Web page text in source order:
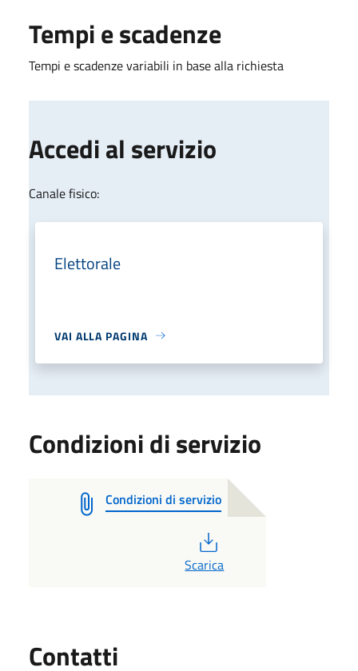
Tempi e scadenze
Tempi e scadenze variabili in base alla richiesta
Accedi al servizio
Canale fisico:
Elettorale
VAI ALLA PAGINA
Condizioni di servizio
Condizioni di servizio
Scarica
Contatti